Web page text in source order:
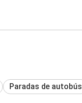
Paradas de autobús